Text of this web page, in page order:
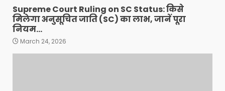
Supreme Court Ruling on SC Status: किसे
मिलेगा अनुसूचित जाति (SC) का लाभ, जानें पूरा
नियम…
March 24, 2026